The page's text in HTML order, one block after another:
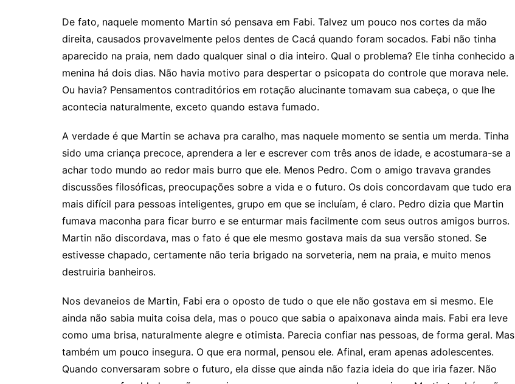
De fato, naquele momento Martin só pensava em Fabi. Talvez um pouco nos cortes da mão
direita, causados provavelmente pelos dentes de Cacá quando foram socados. Fabi não tinha
aparecido na praia, nem dado qualquer sinal o dia inteiro. Qual o problema? Ele tinha conhecido a
menina há dois dias. Não havia motivo para despertar o psicopata do controle que morava nele.
Ou havia? Pensamentos contraditórios em rotação alucinante tomavam sua cabeça, o que lhe
acontecia naturalmente, exceto quando estava fumado.
A verdade é que Martin se achava pra caralho, mas naquele momento se sentia um merda. Tinha
sido uma criança precoce, aprendera a ler e escrever com três anos de idade, e acostumara-se a
achar todo mundo ao redor mais burro que ele. Menos Pedro. Com o amigo travava grandes
discussões filosóficas, preocupações sobre a vida e o futuro. Os dois concordavam que tudo era
mais difícil para pessoas inteligentes, grupo em que se incluíam, é claro. Pedro dizia que Martin
fumava maconha para ficar burro e se enturmar mais facilmente com seus outros amigos burros.
Martin não discordava, mas o fato é que ele mesmo gostava mais da sua versão stoned. Se
estivesse chapado, certamente não teria brigado na sorveteria, nem na praia, e muito menos
destruiria banheiros.
Nos devaneios de Martin, Fabi era o oposto de tudo o que ele não gostava em si mesmo. Ele
ainda não sabia muita coisa dela, mas o pouco que sabia o apaixonava ainda mais. Fabi era leve
como uma brisa, naturalmente alegre e otimista. Parecia confiar nas pessoas, de forma geral. Mas
também um pouco insegura. O que era normal, pensou ele. Afinal, eram apenas adolescentes.
Quando conversaram sobre o futuro, ela disse que ainda não fazia ideia do que iria fazer. Não